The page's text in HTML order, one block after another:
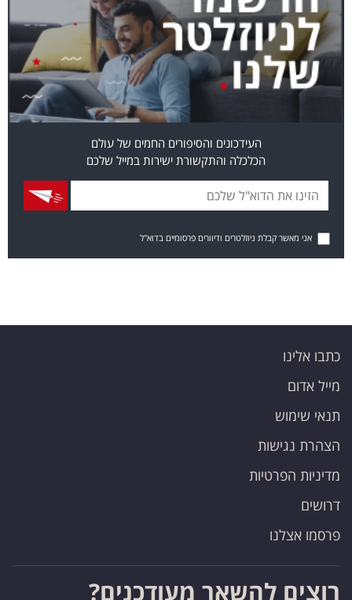
העידכונים והסיפורים החמים של עולם
הכלכלה והתקשורת ישירות במייל שלכם
אני מאשר קבלת ניוזלטרים ודיוורים פרסומיים בדוא"ל
כתבו אלינו
מייל אדום
תנאי שימוש
הצהרת נגישות
מדיניות הפרטיות
דרושים
פרסמו אצלנו
רוצים להשאר מעודכנים?